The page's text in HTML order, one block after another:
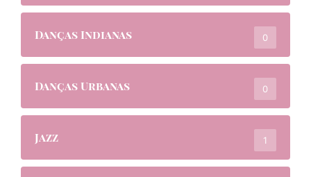
Danças Indianas 0
Danças Urbanas 0
Jazz 1